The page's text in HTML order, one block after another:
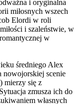
i oryginalna
miłosnych wszech
Elordi w roli
i szaleństwie, w
w
średniego Alex
nowojorskiej scenie
mierzy się z
zmusza ich do
własnych